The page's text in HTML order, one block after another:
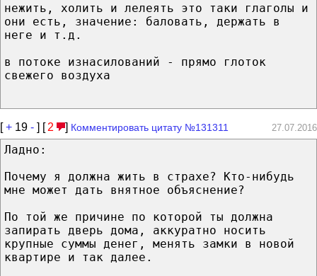
нежить, холить и лелеять это таки глаголы и
они есть, значение: баловать, держать в
неге и т.д.
в потоке изнасилований - прямо глоток
свежего воздуха
[+ 19 - ] [ 2 ] Комментировать цитату №131311 27.07.2016
Ладно:
Почему я должна жить в страхе? Кто-нибудь
мне может дать внятное объяснение?
По той же причине по которой ты должна
запирать дверь дома, аккуратно носить
крупные суммы денег, менять замки в новой
квартире и так далее.